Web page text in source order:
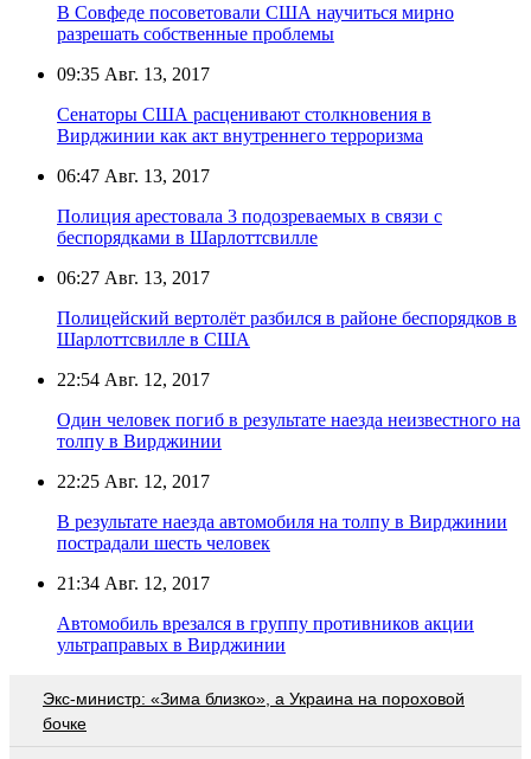
В Совфеде посоветовали США научиться мирно
разрешать собственные проблемы
09:35 Авг. 13, 2017
Сенаторы США расценивают столкновения в
Вирджинии как акт внутреннего терроризма
06:47 Авг. 13, 2017
Полиция арестовала 3 подозреваемых в связи с
беспорядками в Шарлоттсвилле
06:27 Авг. 13, 2017
Полицейский вертолёт разбился в районе беспорядков в
Шарлоттсвилле в США
22:54 Авг. 12, 2017
Один человек погиб в результате наезда неизвестного на
толпу в Вирджинии
22:25 Авг. 12, 2017
В результате наезда автомобиля на толпу в Вирджинии
пострадали шесть человек
21:34 Авг. 12, 2017
Автомобиль врезался в группу противников акции
ультраправых в Вирджинии
Экс-министр: «Зима близко», а Украина на пороховой
бочке